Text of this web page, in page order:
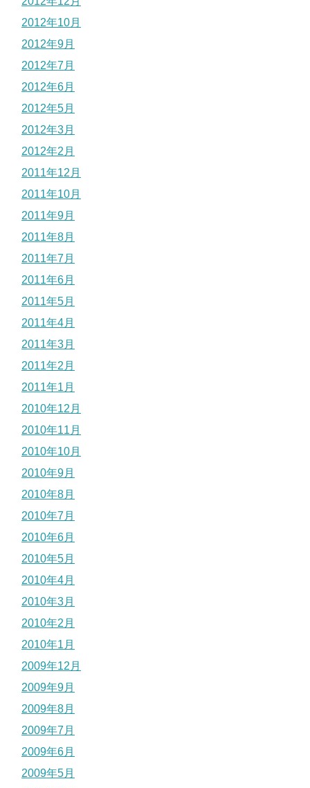
2012年10月
2012年9月
2012年7月
2012年6月
2012年5月
2012年3月
2012年2月
2011年12月
2011年10月
2011年9月
2011年8月
2011年7月
2011年6月
2011年5月
2011年4月
2011年3月
2011年2月
2011年1月
2010年12月
2010年11月
2010年10月
2010年9月
2010年8月
2010年7月
2010年6月
2010年5月
2010年4月
2010年3月
2010年2月
2010年1月
2009年12月
2009年9月
2009年8月
2009年7月
2009年6月
2009年5月